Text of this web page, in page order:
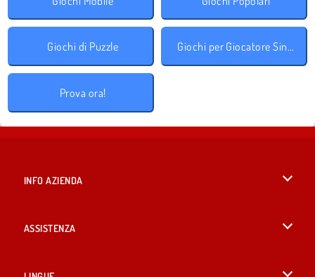
Giochi di Puzzle Giochi per Giocatore Singolo
Prova ora!
INFO AZIENDA
ASSISTENZA